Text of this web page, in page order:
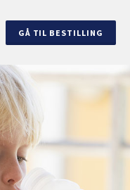
GÅ TIL BESTILLING